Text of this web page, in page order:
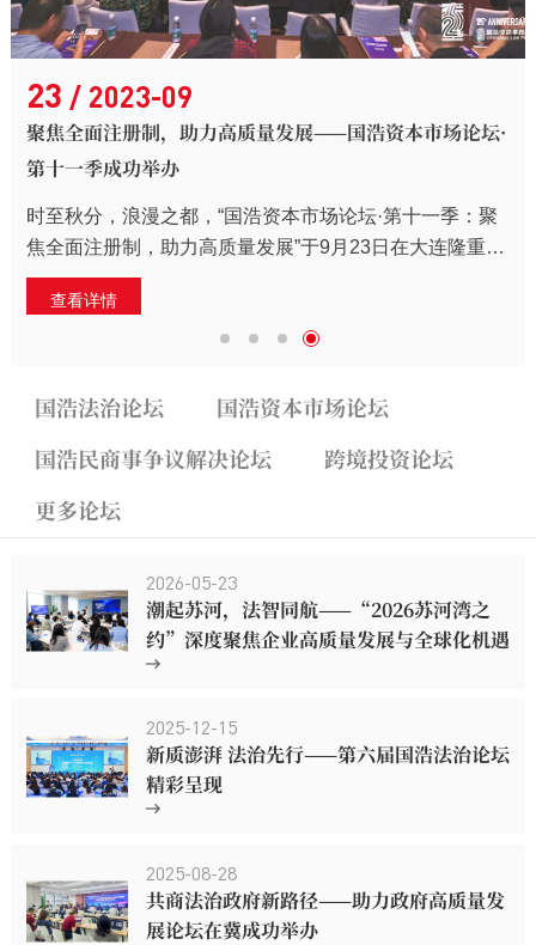
23 / 2023-09
聚焦全面注册制，助力高质量发展——国浩资本市场论坛·
第十一季成功举办
时至秋分，浪漫之都，“国浩资本市场论坛·第十一季：聚
焦全面注册制，助力高质量发展”于9月23日在大连隆重举
办！
查看详情
1 2 3 4
国浩法治论坛
国浩资本市场论坛
国浩民商事争议解决论坛
跨境投资论坛
更多论坛
2026-05-23
潮起苏河，法智同航——“2026苏河湾之
约”深度聚焦企业高质量发展与全球化机遇
2025-12-15
新质澎湃 法治先行——第六届国浩法治论坛
精彩呈现
2025-08-28
共商法治政府新路径——助力政府高质量发
展论坛在冀成功举办